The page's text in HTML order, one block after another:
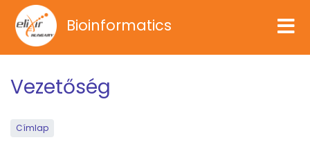
Ugrás
tartalomra
Bioinformatics
Vezetőség
Címlap